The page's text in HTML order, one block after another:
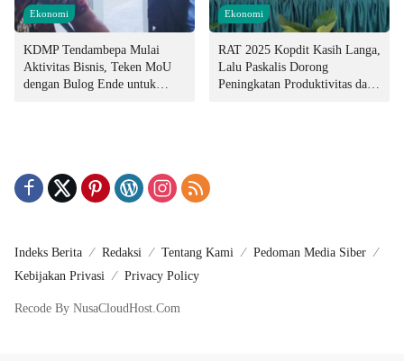
Ekonomi
KDMP Tendambepa Mulai
Aktivitas Bisnis, Teken MoU
dengan Bulog Ende untuk
Ekonomi
RAT 2025 Kopdit Kasih Langa,
Lalu Paskalis Dorong
Peningkatan Produktivitas dan
Indeks Berita Redaksi Tentang Kami
Pedoman Media Siber
Kebijakan Privasi
Privacy Policy
Recode By NusaCloudHost.Com